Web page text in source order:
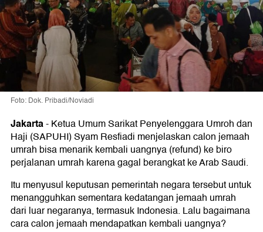
Foto: Dok. Pribadi/Noviadi
Jakarta-Ketua Umum Sarikat Penyelenggara Umroh dan
Haji (SAPUHI) Syam Resfiadi menjelaskan calon jemaah
umrah bisa menarik kembali uangnya (refund) ke biro
perjalanan umrah karena gagal berangkat ke Arab Saudi.
Itu menyusul keputusan pemerintah negara tersebut untuk
menangguhkan sementara kedatangan jemaah umrah
dari luar negaranya, termasuk Indonesia. Lalu bagaimana
cara calon jemaah mendapatkan kembali uangnya?